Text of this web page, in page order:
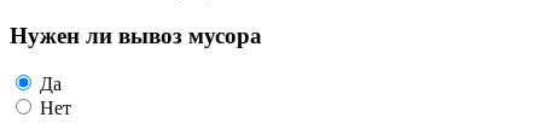
Нужен ли вывоз мусора
Да
Нет